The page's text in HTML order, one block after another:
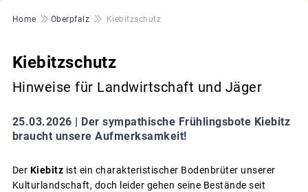
Pfadnavigation
Home Oberpfalz Kiebitzschutz
Kiebitzschutz
Hinweise für Landwirtschaft und Jäger
25.03.2026 | Der sympathische Frühlingsbote Kiebitz
braucht unsere Aufmerksamkeit!
Der Kiebitz ist ein charakteristischer Bodenbrüter unserer
Kulturlandschaft, doch leider gehen seine Bestände seit